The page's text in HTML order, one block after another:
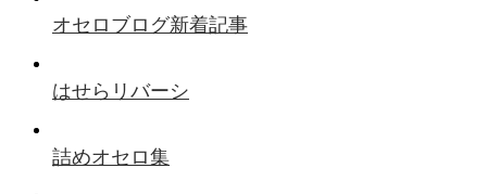
オセロブログ新着記事
はせらリバーシ
詰めオセロ集